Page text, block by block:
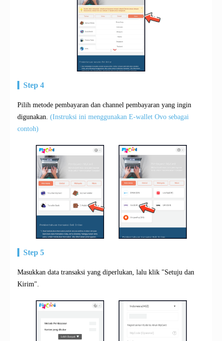
Step 4
Pilih metode pembayaran dan channel pembayaran yang ingin
digunakan. (Instruksi ini menggunakan E-wallet Ovo sebagai
contoh)
Step 5
Masukkan data transaksi yang diperlukan, lalu klik "Setuju dan
Kirim".